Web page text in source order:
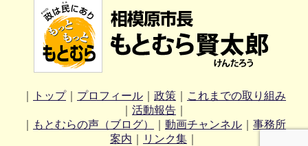
トップ｜ プロフィール｜ 政策｜
これまでの取り組み
活動報告｜
もとむらの声（ブログ） 動画チャンネル｜ 事務所
案内
リンク集｜